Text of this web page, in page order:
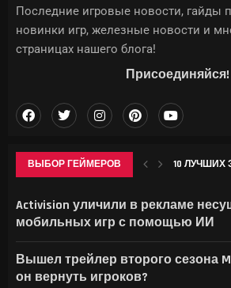
ВЫБОР ГЕЙМЕРОВ 10 ЛУЧШИХ
Activision уличили в рекламе
мобильных игр с помощью ИИ
Вышел трейлер второго сезона
он вернуть игроков?
Последние игровые новости, гайды
новинки игр, железные новости и
страницах нашего блога!
Присоединяйся!